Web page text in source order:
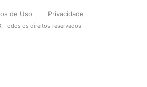
de Uso Privacidade
Todos os direitos reservados